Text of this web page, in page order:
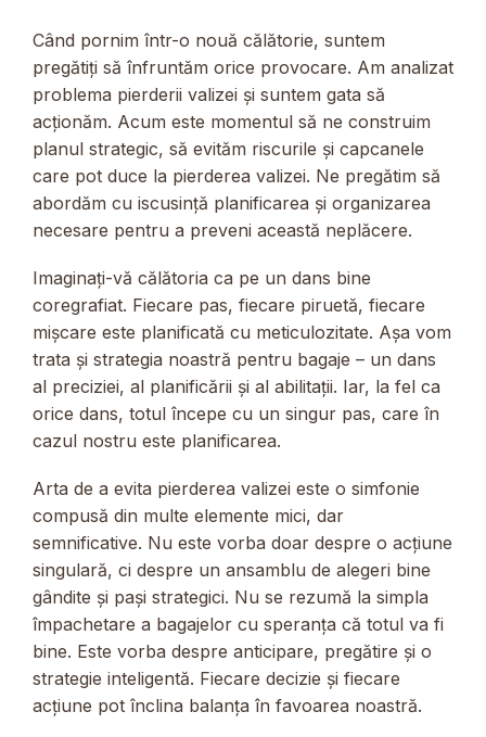
Când pornim într-o nouă călătorie, suntem
pregătiți să înfruntăm orice provocare. Am analizat
problema pierderii valizei și suntem gata să
acționăm. Acum este momentul să ne construim
planul strategic, să evităm riscurile și capcanele
care pot duce la pierderea valizei. Ne pregătim să
abordăm cu iscusință planificarea și organizarea
necesare pentru a preveni această neplăcere.
Imaginați-vă călătoria ca pe un dans bine
coregrafiat. Fiecare pas, fiecare piruetă, fiecare
mișcare este planificată cu meticulozitate. Așa vom
trata și strategia noastră pentru bagaje – un dans
al preciziei, al planificării și al abilitații. Iar, la fel ca
orice dans, totul începe cu un singur pas, care în
cazul nostru este planificarea.
Arta de a evita pierderea valizei este o simfonie
compusă din multe elemente mici, dar
semnificative. Nu este vorba doar despre o acțiune
singulară, ci despre un ansamblu de alegeri bine
gândite și pași strategici. Nu se rezumă la simpla
împachetare a bagajelor cu speranța că totul va fi
bine. Este vorba despre anticipare, pregătire și o
strategie inteligentă. Fiecare decizie și fiecare
acțiune pot înclina balanța în favoarea noastră.